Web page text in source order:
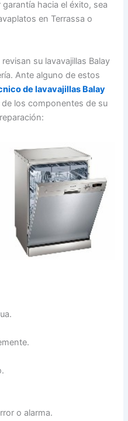
hacia el éxito, sea
en Terrassa o
su lavavajillas Balay
Ante alguno de estos
de lavavajillas Balay
los componentes de su
o alarma.